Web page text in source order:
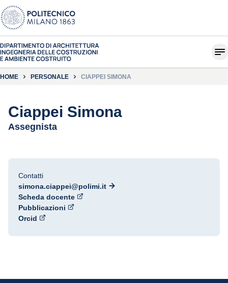
HOME PERSONALE CIAPPEI SIMONA
Ciappei Simona
Assegnista
Contatti
simona.ciappei@polimi.it
Scheda docente
Pubblicazioni
Orcid